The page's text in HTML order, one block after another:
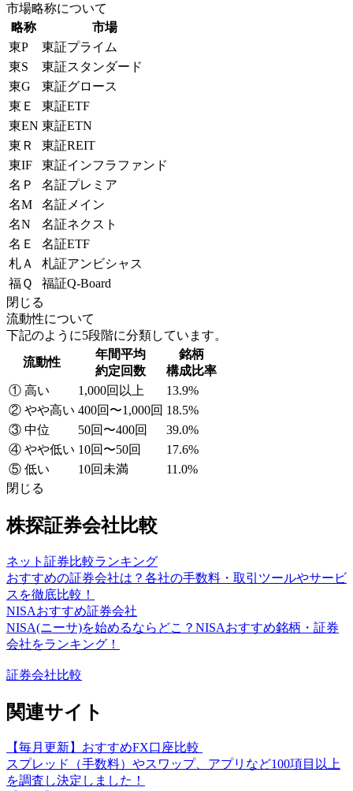
市場略称について
略称
市場
東P
東証プライム
東S
東証スタンダード
東G
東証グロース
東Ｅ
東証ETF
東EN 東証ETN
東Ｒ
東証REIT
東IF
東証インフラファンド
名Ｐ
名証プレミア
名M
名証メイン
名N
名証ネクスト
名Ｅ
名証ETF
札Ａ
札証アンビシャス
福Ｑ
福証Q-Board
閉じる
流動性について
下記のように5段階に分類しています。
流動性
年間平均
約定回数
銘柄
構成比率
① 高い
1,000回以上
13.9%
② やや高い 400回〜1,000回 18.5%
③ 中位
50回〜400回
39.0%
④ やや低い 10回〜50回
17.6%
⑤ 低い
10回未満
11.0%
閉じる
株探証券会社比較
ネット証券比較ランキング
おすすめの証券会社は？各社の手数料・取引ツールやサービ
スを徹底比較！
NISAおすすめ証券会社
NISA(ニーサ)を始めるならどこ？NISAおすすめ銘柄・証券
会社をランキング！
証券会社比較
関連サイト
【毎月更新】おすすめFX口座比較
スプレッド（手数料）やスワップ、アプリなど100項目以上
を調査し決定しました！